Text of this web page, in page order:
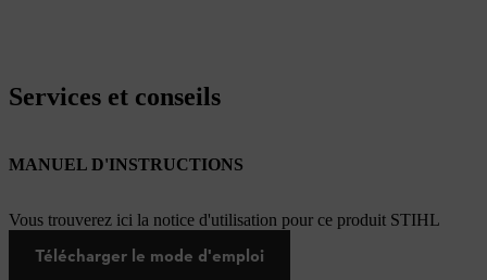
Services et conseils
MANUEL D'INSTRUCTIONS
Vous trouverez ici la notice d'utilisation pour ce produit STIHL
Télécharger le mode d'emploi